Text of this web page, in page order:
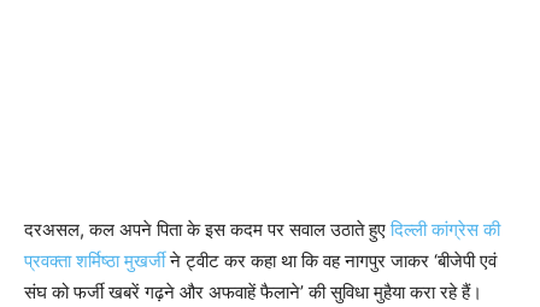
दरअसल, कल अपने पिता के इस कदम पर सवाल उठाते हुएदिल्ली कांग्रेस की
प्रवक्ता शर्मिष्ठा मुखर्जीने ट्वीट कर कहा था कि वह नागपुर जाकर ‘बीजेपी एवं
संघ को फर्जी खबरें गढ़ने और अफवाहें फैलाने’ की सुविधा मुहैया करा रहे हैं।